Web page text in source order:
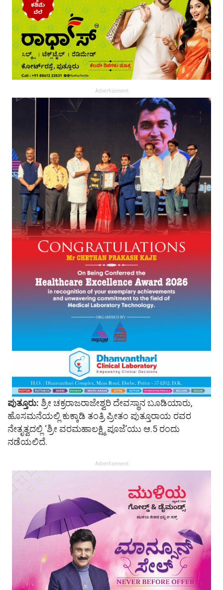
Advertisement
ಪುತ್ತೂರು: ಶ್ರೀ ಚಕ್ರರಾಜರಾಜೇಶ್ವರಿ ದೇವಸ್ಥಾನ ಬೂಡಿಯಾರು,
ಹೊಸಮನೆಯಲ್ಲಿ ಕುಕ್ಕಾಡಿ ತಂತ್ರಿ ಪ್ರೀತಂ ಪುತ್ತೂರಾಯ ರವರ
ನೇತೃತ್ವದಲ್ಲಿ ‘ಶ್ರೀ ವರಮಹಾಲಕ್ಷ್ಮಿ ಪೂಜೆ’ಯು ಆ.5 ರಂದು
ನಡೆಯಲಿದೆ.
Advertisement